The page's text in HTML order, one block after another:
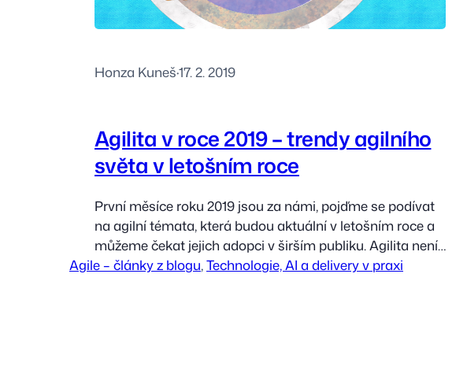
Honza Kuneš·17. 2. 2019
Agilita v roce 2019 – trendy agilního
světa v letošním roce
První měsíce roku 2019 jsou za námi, pojďme se podívat
na agilní témata, která budou aktuální v letošním roce a
můžeme čekat jejich adopci v širším publiku. Agilita není
jen o IT Doby, kdy výrazy jako „agile“ nebo „SCRUM“ byly
Agile – články z blogu, Technologie, AI a delivery v praxi